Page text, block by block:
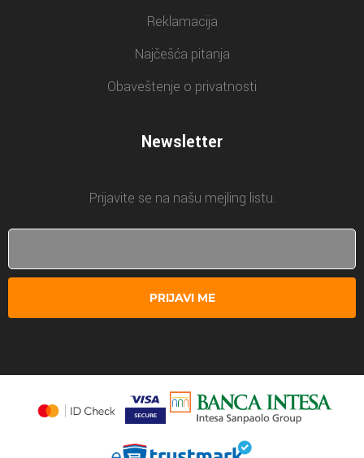
Reklamacija
Najčešća pitanja
Obaveštenje o privatnosti
Newsletter
Prijavite se na našu mejling listu.
PRIJAVI ME